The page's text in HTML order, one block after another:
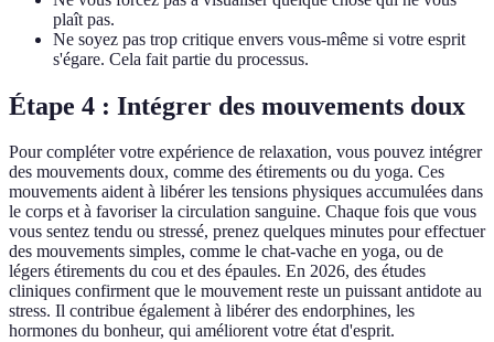
plaît pas.
Ne soyez pas trop critique envers vous-même si votre esprit
s'égare. Cela fait partie du processus.
Étape 4 : Intégrer des mouvements doux
Pour compléter votre expérience de relaxation, vous pouvez intégrer
des mouvements doux, comme des étirements ou du yoga. Ces
mouvements aident à libérer les tensions physiques accumulées dans
le corps et à favoriser la circulation sanguine. Chaque fois que vous
vous sentez tendu ou stressé, prenez quelques minutes pour effectuer
des mouvements simples, comme le chat-vache en yoga, ou de
légers étirements du cou et des épaules. En 2026, des études
cliniques confirment que le mouvement reste un puissant antidote au
stress. Il contribue également à libérer des endorphines, les
hormones du bonheur, qui améliorent votre état d'esprit.